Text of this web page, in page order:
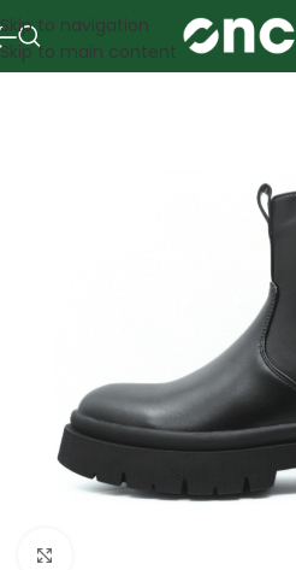
Skip to navigation
Skip to main content